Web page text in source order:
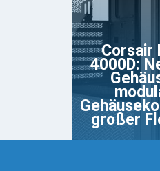
Corsair
4000D:
großer